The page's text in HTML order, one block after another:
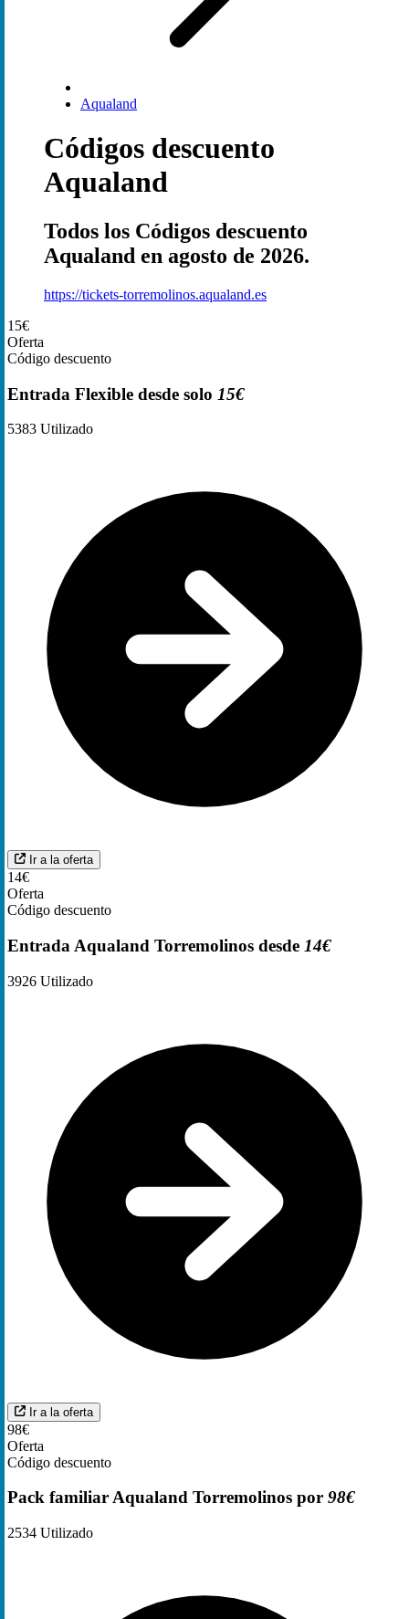
Aqualand
Códigos descuento
Aqualand
Todos los Códigos descuento
Aqualand en agosto de 2026.
https://tickets-torremolinos.aqualand.es
15€
Oferta
Código descuento
Entrada Flexible desde solo 15€
5383 Utilizado
Ir a la oferta
14€
Oferta
Código descuento
Entrada Aqualand Torremolinos desde 14€
3926 Utilizado
Ir a la oferta
98€
Oferta
Código descuento
Pack familiar Aqualand Torremolinos por 98€
2534 Utilizado